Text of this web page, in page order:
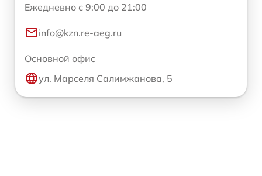
Ежедневно с 9:00 до 21:00
info@kzn.re-aeg.ru
Основной офис
ул. Марселя Салимжанова, 5